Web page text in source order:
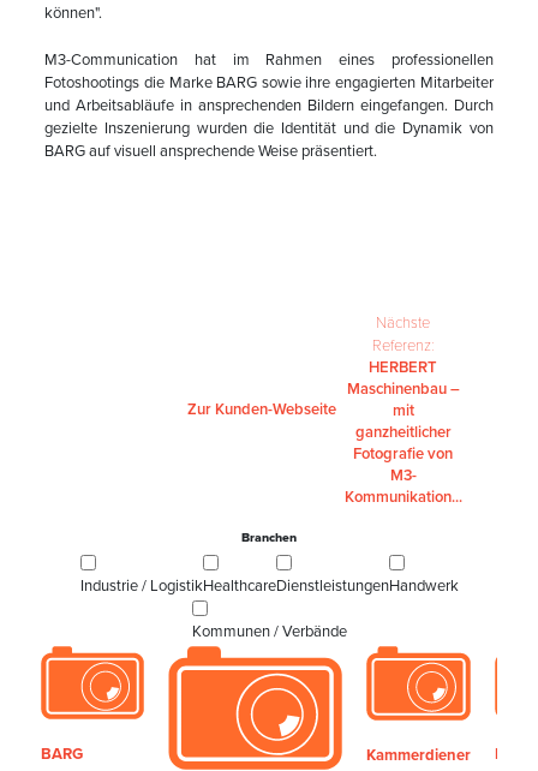
können".
M3-Communication hat im Rahmen eines professionellen
Fotoshootings die Marke BARG sowie ihre engagierten Mitarbeiter
und Arbeitsabläufe in ansprechenden Bildern eingefangen. Durch
gezielte Inszenierung wurden die Identität und die Dynamik von
BARG auf visuell ansprechende Weise präsentiert.
Zur Kunden-Webseite
Nächste
Referenz:
HERBERT
Maschinenbau –
mit
ganzheitlicher
Fotografie von
M3-
Kommunikation...
Branchen
Industrie / LogistikHealthcareDienstleistungenHandwerk
Kommunen / Verbände
BARG
Kammerdiener
KSK